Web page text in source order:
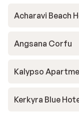
Acharavi Beach
Angsana Corfu
Kalypso
Kerkyra Blue